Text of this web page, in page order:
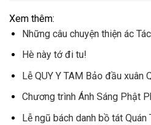
Xem thêm:
Những câu chuyện thiện ác
Hè này tớ đi tu!
Lễ QUY Y TAM Bảo đầu xuân
Chương trình Ánh Sáng Phật
Lễ ngũ bách danh bồ tát